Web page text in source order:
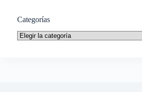
Categorías
Categorías